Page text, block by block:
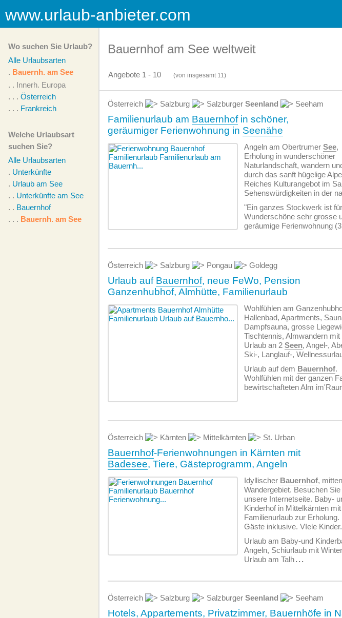
www.urlaub-anbieter.com
Wo suchen Sie Urlaub?
Alle Urlaubsarten
. Bauernh. am See
. . Innerh. Europa
. . . Österreich
. . . Frankreich
Welche Urlaubsart
suchen Sie?
Alle Urlaubsarten
. Unterkünfte
. Urlaub am See
. . Unterkünfte am See
. . Bauernhof
. . . Bauernh. am See
Bauernhof am See weltweit
Angebote 1 - 10 (von insgesamt11)
Österreich Salzburg Salzburger Seenland Seeham
Familienurlaub am Bauernhofin schöner,
geräumiger Ferienwohnung in Seenähe
Angeln am Obertrumer See,
Erholung in wunderschöner
Naturlandschaft, wandern
durch das sanft hügelige
Reiches Kulturangebot im
Sehenswürdigkeiten in der
"Ein ganzes Stockwerk ist
Wunderschöne sehr grosse
geräumige Ferien­wohnung
Österreich Salzburg Pongau Goldegg
Urlaub auf Bauernhof, neue FeWo, Pension
Ganzenhubhof, Almhütte, Familienurlaub
Wohlfühlen am
Hallenbad, Apartments,
Dampfsauna, grosse
Tischtennis, Almwandern
Urlaub an 2 Seen, Angel-,
Ski-, Langlauf-,
Urlaub auf dem Bauernhof.
Wohlfühlen mit der ganzen
bewirtschafteten Alm
Österreich Kärnten Mittelkärnten St. Urban
Bauernhof-Ferienwohnungen in Kärnten mit
Badesee, Tiere, Gästeprogramm, Angeln
Idyllischer Bauernhof,
Wandergebiet. Besuchen Sie
unsere Internetseite. Baby-
Kinderhof in Mittelkärnten mit
Familienurlaub zur
Gäste inklusive. VIele
Urlaub am Baby-und
Angeln, Schiurlaub mit
Urlaub am Talh...
Österreich Salzburg Salzburger Seenland Seeham
Hotels, Appartements, Privatzimmer, Bauernhöfe in